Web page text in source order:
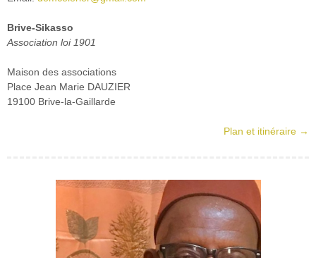
Brive-Sikasso
Association loi 1901
Maison des associations
Place Jean Marie DAUZIER
19100 Brive-la-Gaillarde
Plan et itinéraire →